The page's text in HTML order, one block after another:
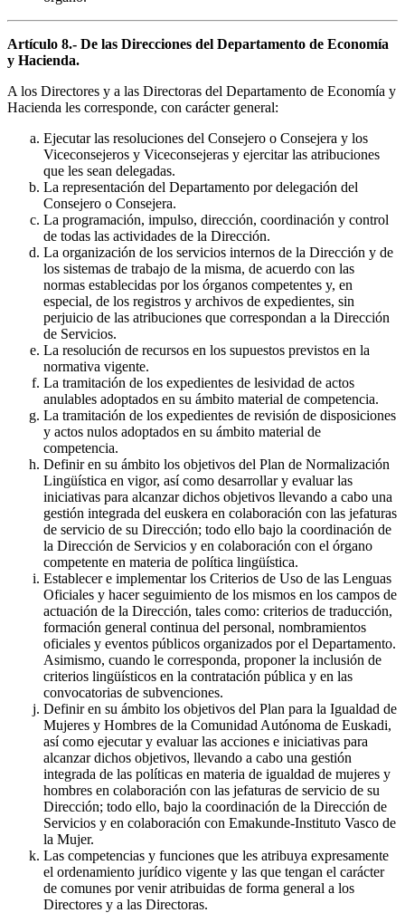
Artículo 8.- De las Direcciones del Departamento de Economía
y Hacienda.
A los Directores y a las Directoras del Departamento de Economía y
Hacienda les corresponde, con carácter general:
Ejecutar las resoluciones del Consejero o Consejera y los
Viceconsejeros y Viceconsejeras y ejercitar las atribuciones
que les sean delegadas.
La representación del Departamento por delegación del
Consejero o Consejera.
La programación, impulso, dirección, coordinación y control
de todas las actividades de la Dirección.
La organización de los servicios internos de la Dirección y de
los sistemas de trabajo de la misma, de acuerdo con las
normas establecidas por los órganos competentes y, en
especial, de los registros y archivos de expedientes, sin
perjuicio de las atribuciones que correspondan a la Dirección
de Servicios.
La resolución de recursos en los supuestos previstos en la
normativa vigente.
La tramitación de los expedientes de lesividad de actos
anulables adoptados en su ámbito material de competencia.
La tramitación de los expedientes de revisión de disposiciones
y actos nulos adoptados en su ámbito material de
competencia.
Definir en su ámbito los objetivos del Plan de Normalización
Lingüística en vigor, así como desarrollar y evaluar las
iniciativas para alcanzar dichos objetivos llevando a cabo una
gestión integrada del euskera en colaboración con las jefaturas
de servicio de su Dirección; todo ello bajo la coordinación de
la Dirección de Servicios y en colaboración con el órgano
competente en materia de política lingüística.
Establecer e implementar los Criterios de Uso de las Lenguas
Oficiales y hacer seguimiento de los mismos en los campos de
actuación de la Dirección, tales como: criterios de traducción,
formación general continua del personal, nombramientos
oficiales y eventos públicos organizados por el Departamento.
Asimismo, cuando le corresponda, proponer la inclusión de
criterios lingüísticos en la contratación pública y en las
convocatorias de subvenciones.
Definir en su ámbito los objetivos del Plan para la Igualdad de
Mujeres y Hombres de la Comunidad Autónoma de Euskadi,
así como ejecutar y evaluar las acciones e iniciativas para
alcanzar dichos objetivos, llevando a cabo una gestión
integrada de las políticas en materia de igualdad de mujeres y
hombres en colaboración con las jefaturas de servicio de su
Dirección; todo ello, bajo la coordinación de la Dirección de
Servicios y en colaboración con Emakunde-Instituto Vasco de
la Mujer.
Las competencias y funciones que les atribuya expresamente
el ordenamiento jurídico vigente y las que tengan el carácter
de comunes por venir atribuidas de forma general a los
Directores y a las Directoras.